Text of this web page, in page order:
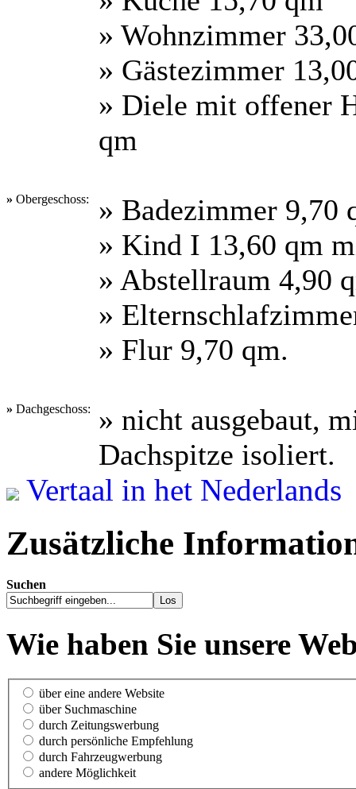
» Wohnzimmer
» Gästezimmer
» Diele mit offener
qm
» Obergeschoss:
» Badezimmer 9,70
» Kind I 13,60 qm
» Abstellraum 4,90
»
» Flur 9,70 qm.
» Dachgeschoss:
» nicht ausgebaut,
Dachspitze isoliert.
Vertaal in het Nederlands
Zusätzliche
Suchen
Wie haben Sie unsere
über eine andere Website
über Suchmaschine
durch Zeitungswerbung
durch persönliche Empfehlung
durch Fahrzeugwerbung
andere Möglichkeit